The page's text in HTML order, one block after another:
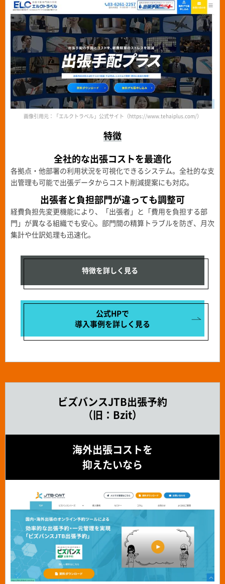
画像引用元：「エルクトラベル」公式サイト（https://www.tehaiplus.com/）
特徴
全社的な出張コストを最適化
各拠点・他部署の利用状況を可視化できるシステム。全社的な支
出管理も可能で出張データからコスト削減提案にも対応。
出張者と負担部門が違っても調整可
経費負担先変更機能により、「出張者」と「費用を負担する部
門」が異なる組織でも安心。部門間の精算トラブルを防ぎ、月次
集計や仕訳処理も迅速化。
特徴を詳しく見る
公式HPで
導入事例を詳しく見る
ビズバンスJTB出張予約
（旧：Bzit）
海外出張コストを
抑えたいなら